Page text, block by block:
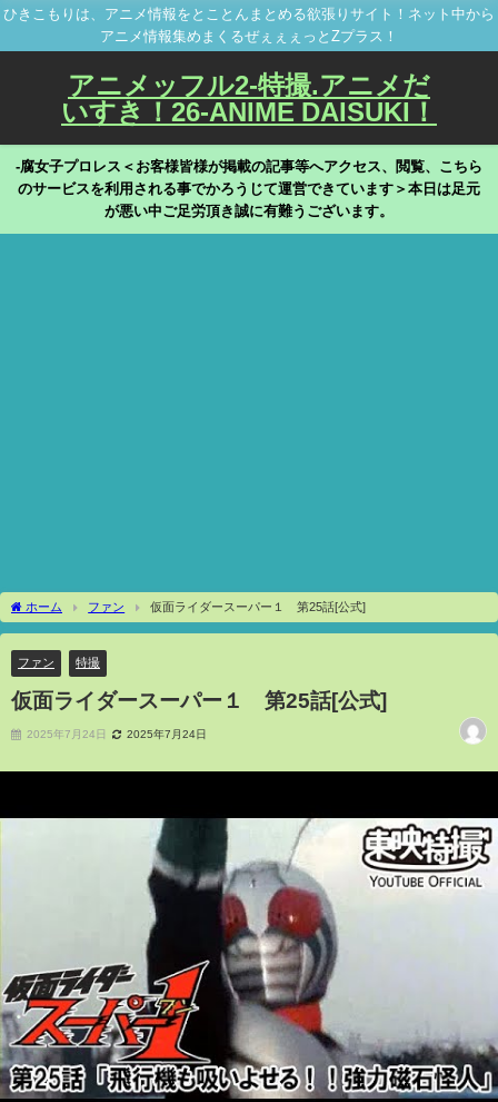
ひきこもりは、アニメ情報をとことんまとめる欲張りサイト！ネット中から
アニメ情報集めまくるぜぇぇぇっとZプラス！
アニメッフル2-特撮.アニメだ
いすき！26-ANIME DAISUKI！
-腐女子プロレス＜お客様皆様が掲載の記事等へアクセス、閲覧、こちら
のサービスを利用される事でかろうじて運営できています＞本日は足元
が悪い中ご足労頂き誠に有難うございます。
ホーム ファン 仮面ライダースーパー１ 第25話[公式]
ファン 特撮
仮面ライダースーパー１ 第25話[公式]
2025年7月24日 2025年7月24日